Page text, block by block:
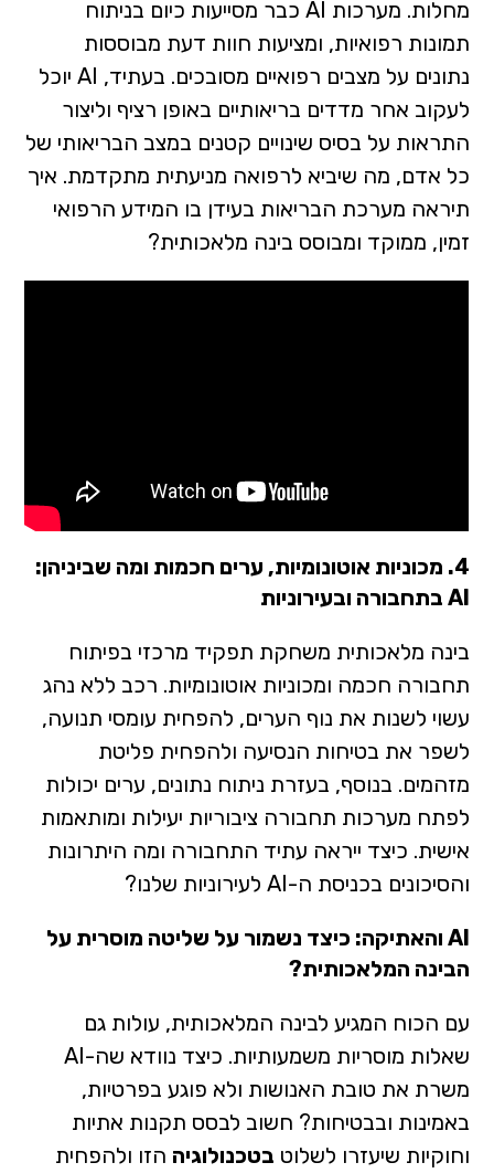
מחלות. מערכות AI כבר מסייעות כיום בניתוח
תמונות רפואיות, ומציעות חוות דעת מבוססות
נתונים על מצבים רפואיים מסובכים. בעתיד, AI יוכל
לעקוב אחר מדדים בריאותיים באופן רציף וליצור
התראות על בסיס שינויים קטנים במצב הבריאותי של
כל אדם, מה שיביא לרפואה מניעתית מתקדמת. איך
תיראה מערכת הבריאות בעידן בו המידע הרפואי
זמין, ממוקד ומבוסס בינה מלאכותית?
4. מכוניות אוטונומיות, ערים חכמות ומה שביניהן:
AI בתחבורה ובעירוניות
בינה מלאכותית משחקת תפקיד מרכזי בפיתוח
תחבורה חכמה ומכוניות אוטונומיות. רכב ללא נהג
עשוי לשנות את נוף הערים, להפחית עומסי תנועה,
לשפר את בטיחות הנסיעה ולהפחית פליטת
מזהמים. בנוסף, בעזרת ניתוח נתונים, ערים יכולות
לפתח מערכות תחבורה ציבוריות יעילות ומותאמות
אישית. כיצד ייראה עתיד התחבורה ומה היתרונות
והסיכונים בכניסת ה-AI לעירוניות שלנו?
AI והאתיקה: כיצד נשמור על שליטה מוסרית על
הבינה המלאכותית?
עם הכוח המגיע לבינה המלאכותית, עולות גם
שאלות מוסריות משמעותיות. כיצד נוודא שה-AI
משרת את טובת האנושות ולא פוגע בפרטיות,
באמינות ובבטיחות? חשוב לבסס תקנות אתיות
וחוקיות שיעזרו לשלוט בטכנולוגיה הזו ולהפחית